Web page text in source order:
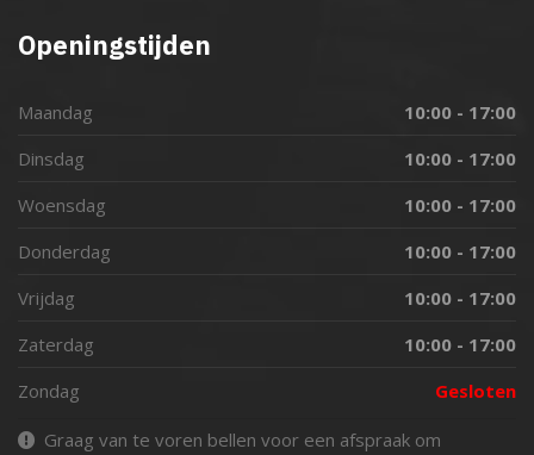
Openingstijden
Maandag
10:00 - 17:00
Dinsdag
10:00 - 17:00
Woensdag
10:00 - 17:00
Donderdag
10:00 - 17:00
Vrijdag
10:00 - 17:00
Zaterdag
10:00 - 17:00
Zondag
Gesloten
Graag van te voren bellen voor een afspraak om